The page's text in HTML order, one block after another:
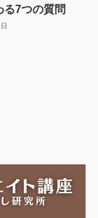
る7つの質問